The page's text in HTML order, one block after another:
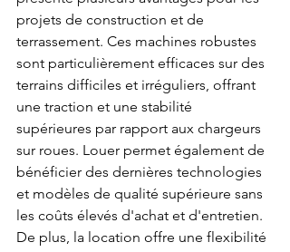
projets de construction et de
terrassement. Ces machines robustes
sont particulièrement efficaces sur des
terrains difficiles et irréguliers, offrant
une traction et une stabilité
supérieures par rapport aux chargeurs
sur roues. Louer permet également de
bénéficier des dernières technologies
et modèles de qualité supérieure sans
les coûts élevés d'achat et d'entretien.
De plus, la location offre une flexibilité